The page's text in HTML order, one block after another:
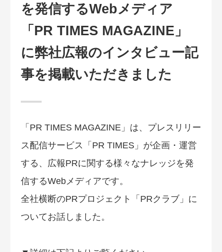
を発信するWebメディア
「PR TIMES MAGAZINE」
に弊社広報のインタビュー記
事を掲載いただきました
「PR TIMES MAGAZINE」は、プレスリリー
ス配信サービス「PR TIMES」が企画・運営
する、広報PRに関する様々なナレッジを発
信するWebメディアです。
全社横断のPRプロジェクト「PRクラブ」に
ついてお話しました。